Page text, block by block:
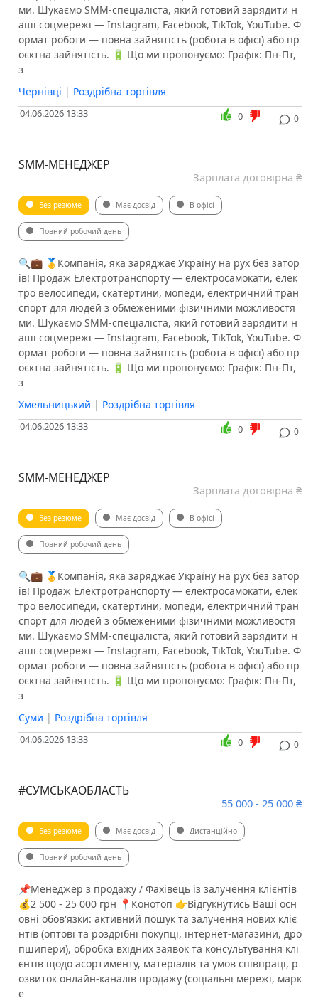
ми. Шукаємо SMM-спеціаліста, який готовий зарядити н
аші соцмережі — Instagram, Facebook, TikTok, YouTube. Ф
ормат роботи — повна зайнятість (робота в офісі) або пр
оєктна зайнятість. 🔋 Що ми пропонуємо: Графік: Пн-Пт,
з
Чернівці | Роздрібна торгівля
04.06.2026 13:33 0
0
SMM-МЕНЕДЖЕР
Зарплата договірна ₴
Без резюме Має досвід В офісі
Повний робочий день
🔍💼 🥇Компанія, яка заряджає Україну на рух без затор
ів! Продаж Електротранспорту — електросамокати, елек
тро велосипеди, скатертини, мопеди, електричний тран
спорт для людей з обмеженими фізичними можливостя
ми. Шукаємо SMM-спеціаліста, який готовий зарядити н
аші соцмережі — Instagram, Facebook, TikTok, YouTube. Ф
ормат роботи — повна зайнятість (робота в офісі) або пр
оєктна зайнятість. 🔋 Що ми пропонуємо: Графік: Пн-Пт,
з
Хмельницький | Роздрібна торгівля
04.06.2026 13:33 0
0
SMM-МЕНЕДЖЕР
Зарплата договірна ₴
Без резюме Має досвід В офісі
Повний робочий день
🔍💼 🥇Компанія, яка заряджає Україну на рух без затор
ів! Продаж Електротранспорту — електросамокати, елек
тро велосипеди, скатертини, мопеди, електричний тран
спорт для людей з обмеженими фізичними можливостя
ми. Шукаємо SMM-спеціаліста, який готовий зарядити н
аші соцмережі — Instagram, Facebook, TikTok, YouTube. Ф
ормат роботи — повна зайнятість (робота в офісі) або пр
оєктна зайнятість. 🔋 Що ми пропонуємо: Графік: Пн-Пт,
з
Суми | Роздрібна торгівля
04.06.2026 13:33 0
0
#СУМСЬКАОБЛАСТЬ
55 000 - 25 000 ₴
Без резюме Має досвід Дистанційно
Повний робочий день
📌Менеджер з продажу / Фахівець із залучення клієнтів
💰2 500 - 25 000 грн 📍Конотоп 👉Відгукнутись Ваші осн
овні обов'язки: активний пошук та залучення нових кліє
нтів (оптові та роздрібні покупці, інтернет-магазини, дро
пшипери), обробка вхідних заявок та консультування клі
єнтів щодо асортименту, матеріалів та умов співпраці, р
озвиток онлайн-каналів продажу (соціальні мережі, марк
е